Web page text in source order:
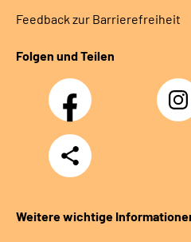
Feedback zur Barrierefreiheit
Folgen und Teilen
Facebook
Teilen
Weitere wichtige